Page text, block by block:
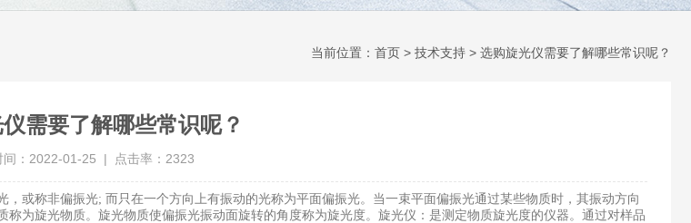
当前位置： 首页 > 技术支持 > 选购旋光仪需要了解哪些常识呢？
需要了解哪些常识呢？
间：2022-01-25 | 点击率：2323
或称非偏振光; 而只在一个方向上有振动的光称为平面偏振光。当一束平面偏振光通过某些物质时，其振动方向
为旋光物质。旋光物质使偏振光振动面旋转的角度称为旋光度。旋光仪：是测定物质旋光度的仪器。通过对样品